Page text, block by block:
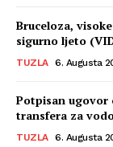
Bruceloza,
sigurno ljeto
TUZLA 6. Augusta
Potpisan ugovor
transfera za
TUZLA 6. Augusta